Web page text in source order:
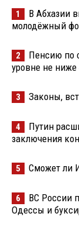
1
В Абхазии
молодёжный
2
Пенсию по
уровне не ниже
3 Законы,
4
Путин
заключения
5 Сможет ли
6
ВС России
Одессы и